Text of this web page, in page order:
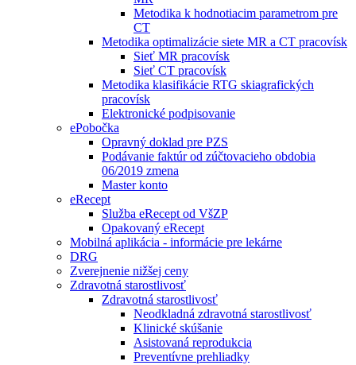
Metodika k hodnotiacim parametrom pre
CT
Metodika optimalizácie siete MR a CT pracovísk
Sieť MR pracovísk
Sieť CT pracovísk
Metodika klasifikácie RTG skiagrafických
pracovísk
Elektronické podpisovanie
ePobočka
Opravný doklad pre PZS
Podávanie faktúr od zúčtovacieho obdobia
06/2019 zmena
Master konto
eRecept
Služba eRecept od VšZP
Opakovaný eRecept
Mobilná aplikácia - informácie pre lekárne
DRG
Zverejnenie nižšej ceny
Zdravotná starostlivosť
Zdravotná starostlivosť
Neodkladná zdravotná starostlivosť
Klinické skúšanie
Asistovaná reprodukcia
Preventívne prehliadky